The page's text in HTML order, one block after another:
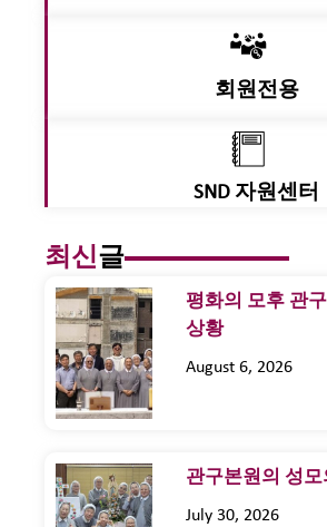
회원전용
SND 자원센터
최신글
평화의 모후 관
상황
August 6, 2026
관구본원의 성
July 30, 2026